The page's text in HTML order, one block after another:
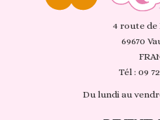
4 route de
69670
Tél : 09
Du lundi au